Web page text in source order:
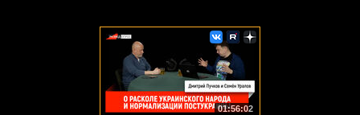
01:56:02